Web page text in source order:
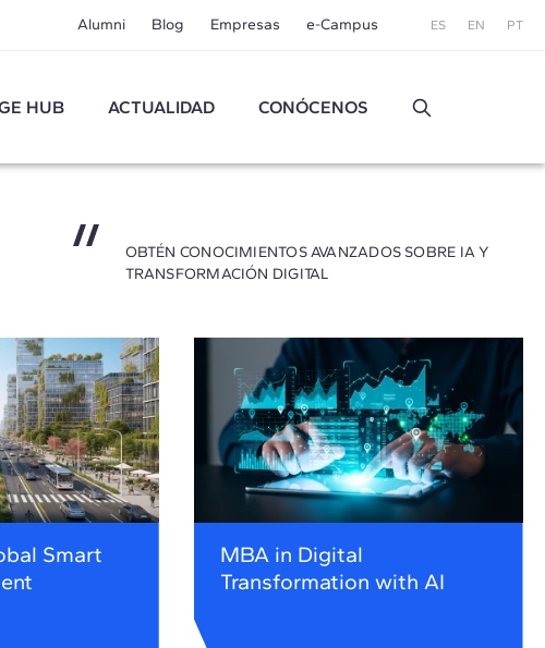
Alumni Blog Empresas e-Campus ES EN PT
HUB ACTUALIDAD CONÓCENOS
OBTÉN CONOCIMIENTOS AVANZADOS SOBRE IA Y
TRANSFORMACIÓN DIGITAL
Smart
MBA in Digital
Transformation with AI